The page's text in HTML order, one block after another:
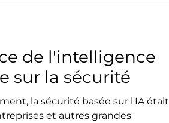
de l'intelligence
sur la sécurité
la sécurité basée sur l'IA était
et autres grandes